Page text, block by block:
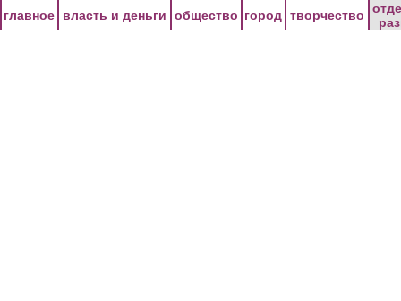
главное власть и деньги общество город творчество